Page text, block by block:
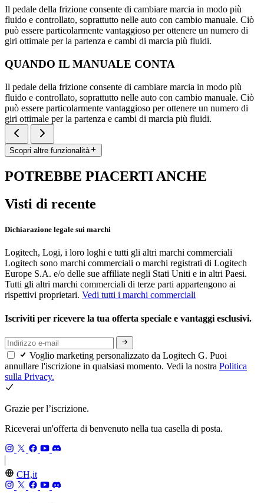
Il pedale della frizione consente di cambiare marcia in modo più
fluido e controllato, soprattutto nelle auto con cambio manuale. Ciò
può essere particolarmente vantaggioso per ottenere un numero di
giri ottimale per la partenza e cambi di marcia più fluidi.
QUANDO IL MANUALE CONTA
Il pedale della frizione consente di cambiare marcia in modo più
fluido e controllato, soprattutto nelle auto con cambio manuale. Ciò
può essere particolarmente vantaggioso per ottenere un numero di
giri ottimale per la partenza e cambi di marcia più fluidi.
Scopri altre funzionalità
POTREBBE PIACERTI ANCHE
Visti di recente
Dichiarazione legale sui marchi
Logitech, Logi, i loro loghi e tutti gli altri marchi commerciali
Logitech sono marchi commerciali o marchi registrati di Logitech
Europe S.A. e/o delle sue affiliate negli Stati Uniti e in altri Paesi.
Tutti gli altri marchi commerciali di terze parti appartengono ai
rispettivi proprietari. Vedi tutti i marchi commerciali
Iscriviti per ricevere la tua offerta speciale e vantaggi esclusivi.
Voglio marketing personalizzato da Logitech G. Puoi
annullare l'iscrizione in qualsiasi momento. Vedi la nostra Politica
sulla Privacy.
Grazie per l’iscrizione.
Riceverai un'offerta di benvenuto nella tua casella di posta.
CH,it